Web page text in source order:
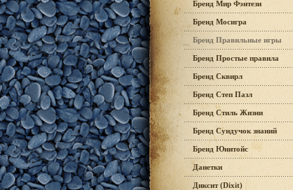
Бренд Мир Фэнтези
Бренд Мосигра
Бренд Правильные игры
Бренд Простые правила
Бренд Сквирл
Бренд Степ Пазл
Бренд Стиль Жизни
Бренд Сундучок знаний
Бренд Юнитойс
Данетки
Диксит (Dixit)